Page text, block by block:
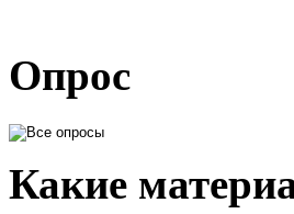
Опрос
Какие